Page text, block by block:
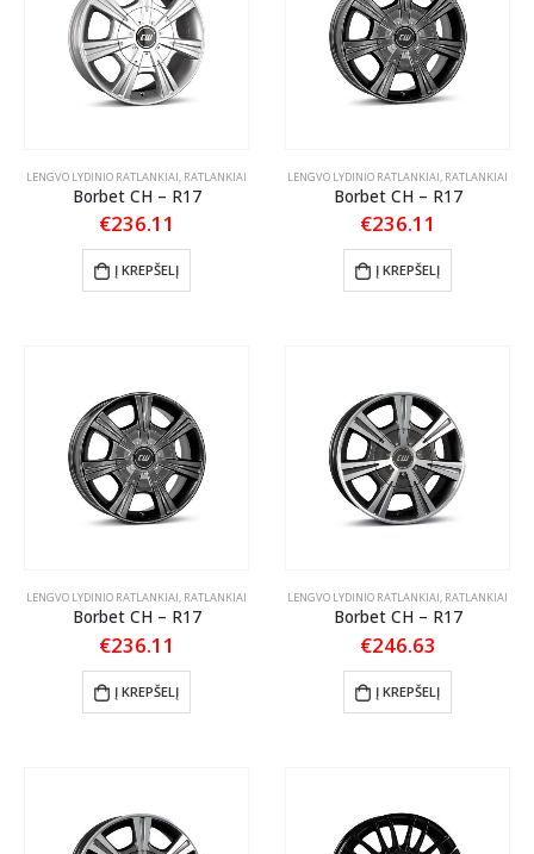
LENGVO LYDINIO RATLANKIAI, RATLANKIAI
Borbet CH – R17
€236.11
Į KREPŠELĮ
LENGVO LYDINIO RATLANKIAI, RATLANKIAI
Borbet CH – R17
€236.11
Į KREPŠELĮ
LENGVO LYDINIO RATLANKIAI, RATLANKIAI
Borbet CH – R17
€236.11
Į KREPŠELĮ
LENGVO LYDINIO RATLANKIAI, RATLANKIAI
Borbet CH – R17
€246.63
Į KREPŠELĮ